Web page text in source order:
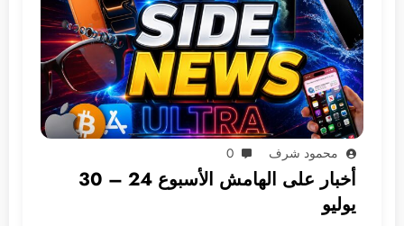
محمود شرف 0
أخبار على الهامش الأسبوع 24 – 30
يوليو